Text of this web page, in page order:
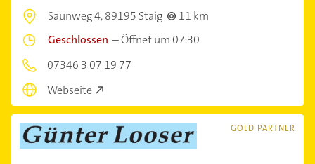
Saunweg 4,89195 Staig
11 km
Geschlossen –Öffnet um 07:30
07346 3 07 19 77
Webseite
GOLD PARTNER